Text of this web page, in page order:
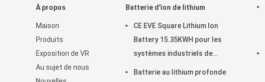
À propos
Maison
Produits
Exposition de VR
Au sujet de nous
Batterie d'ion de lithium
CE EVE Square Lithium Ion
Battery 15.35KWH pour les
systèmes industriels de
Batterie au lithium profonde